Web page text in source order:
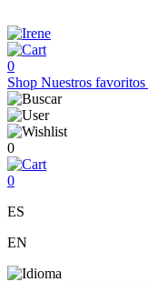
0
Shop Nuestros favoritos
0
0
ES
EN